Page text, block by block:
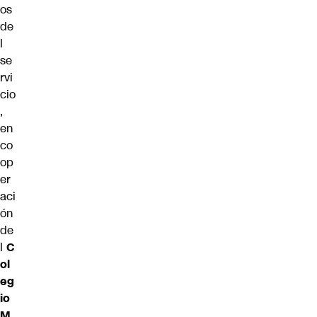
os
de
l
se
rvi
cio
,
en
co
op
er
aci
ón
de
l C
ol
eg
io